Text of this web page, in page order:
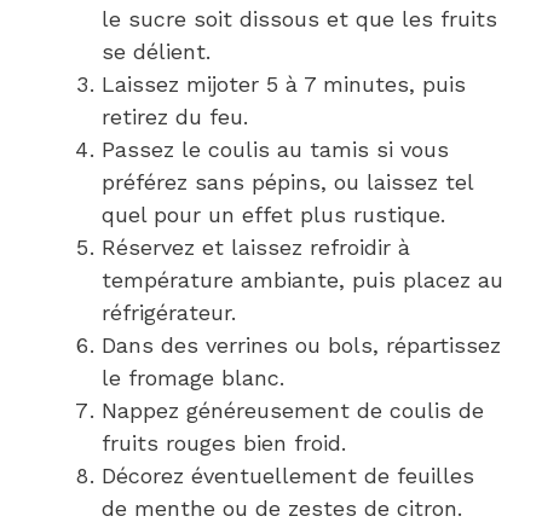
le sucre soit dissous et que les fruits
se délient.
Laissez mijoter 5 à 7 minutes, puis
retirez du feu.
Passez le coulis au tamis si vous
préférez sans pépins, ou laissez tel
quel pour un effet plus rustique.
Réservez et laissez refroidir à
température ambiante, puis placez au
réfrigérateur.
Dans des verrines ou bols, répartissez
le fromage blanc.
Nappez généreusement de coulis de
fruits rouges bien froid.
Décorez éventuellement de feuilles
de menthe ou de zestes de citron.